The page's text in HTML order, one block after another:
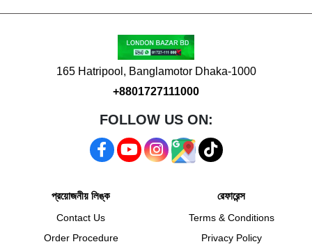
165 Hatripool, Banglamotor Dhaka-1000
+8801727111000
FOLLOW US ON:
প্রয়োজনীয় লিঙ্ক
Contact Us
Order Procedure
রেফারেন্স
Terms & Conditions
Privacy Policy